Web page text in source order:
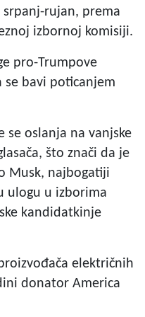
rujan, prema
izbornoj komisiji.
pro-Trumpove
se bavi poticanjem
se oslanja na vanjske
što znači da je
Musk, najbogatiji
ulogu u izborima
kandidatkinje
električnih
donator America